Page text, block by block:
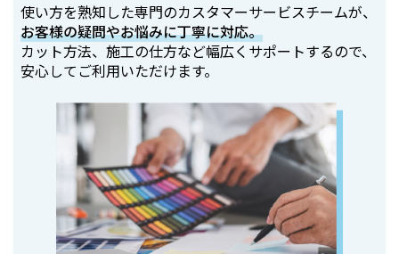
使い方を熟知した専門のカスタマーサービスチームが、
お客様の疑問やお悩みに丁寧に対応。
カット方法、施工の仕方など幅広くサポートするので、
安心してご利用いただけます。